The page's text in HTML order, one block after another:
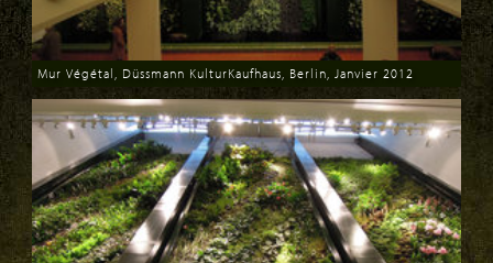
Download
Mur Végétal, Düssmann KulturKaufhaus, Berlin, Janvier 2012